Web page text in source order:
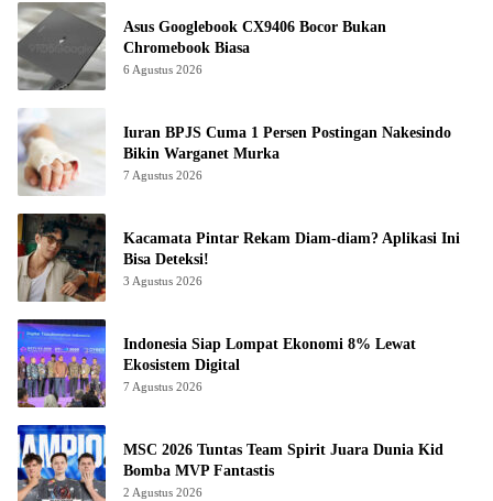
Asus Googlebook CX9406 Bocor Bukan
Chromebook Biasa
6 Agustus 2026
Iuran BPJS Cuma 1 Persen Postingan Nakesindo
Bikin Warganet Murka
7 Agustus 2026
Kacamata Pintar Rekam Diam-diam? Aplikasi Ini
Bisa Deteksi!
3 Agustus 2026
Indonesia Siap Lompat Ekonomi 8% Lewat
Ekosistem Digital
7 Agustus 2026
MSC 2026 Tuntas Team Spirit Juara Dunia Kid
Bomba MVP Fantastis
2 Agustus 2026